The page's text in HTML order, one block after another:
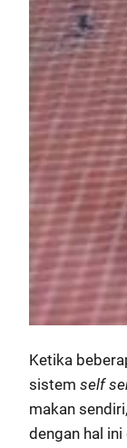
Ketika
sistem self
makan
dengan hal